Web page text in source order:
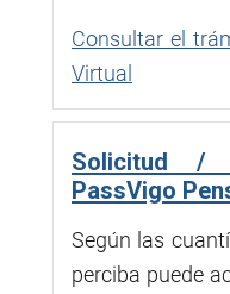
Consultar el
Virtual
Solicitud /
PassVigo
Según las
perciba puede